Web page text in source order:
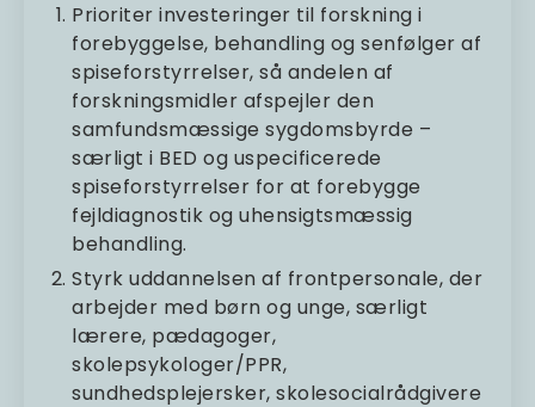
Prioriter investeringer til forskning i
forebyggelse, behandling og senfølger af
spiseforstyrrelser, så andelen af
forskningsmidler afspejler den
samfundsmæssige sygdomsbyrde –
særligt i BED og uspecificerede
spiseforstyrrelser for at forebygge
fejldiagnostik og uhensigtsmæssig
behandling.
Styrk uddannelsen af frontpersonale, der
arbejder med børn og unge, særligt
lærere, pædagoger,
skolepsykologer/PPR,
sundhedsplejersker, skolesocialrådgivere